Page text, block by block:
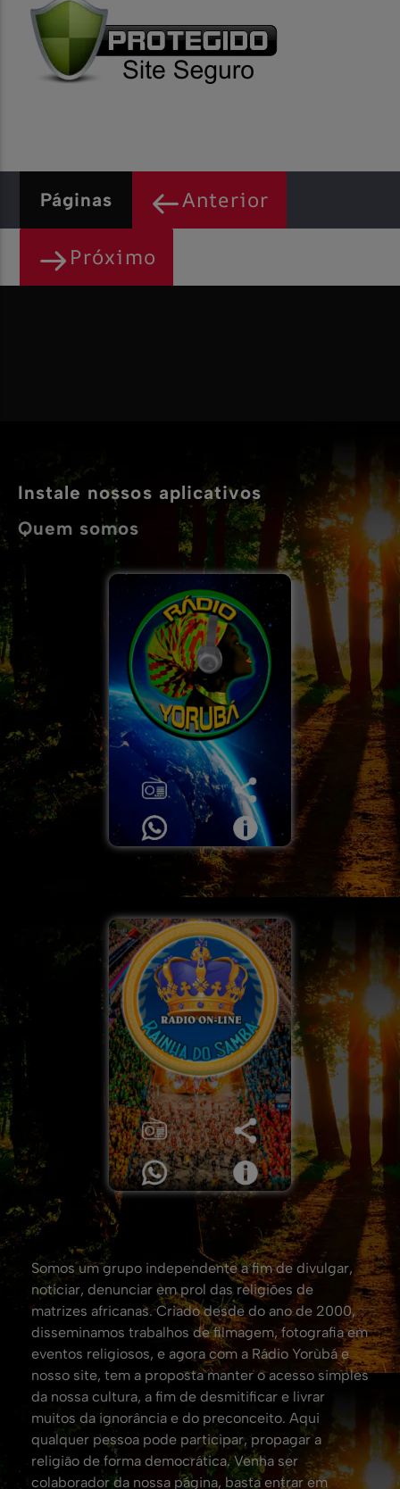
Páginas Anterior
Próximo
Instale nossos aplicativos
Quem somos
Somos um grupo independente a fim de divulgar,
noticiar, denunciar em prol das religiões de
matrizes africanas. Criado desde do ano de 2000,
disseminamos trabalhos de filmagem, fotografia em
eventos religiosos, e agora com a Rádio Yorùbá e
nosso site, tem a proposta manter o acesso simples
da nossa cultura, a fim de desmitificar e livrar
muitos da ignorância e do preconceito. Aqui
qualquer pessoa pode participar, propagar a
religião de forma democrática. Venha ser
colaborador da nossa página, basta entrar em